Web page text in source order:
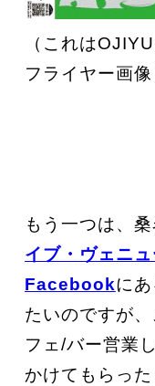
（これは
フライヤー画像
もう一つは、
イブ・ヴェニ
Facebookに
たいのですが
フェ/バー営業
かけてもらっ